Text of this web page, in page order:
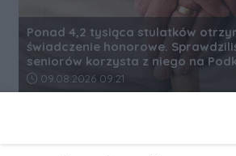
Ponad 4,2 tysiąca stulatków
świadczenie honorowe.
seniorów korzysta z niego na
Data dodania artykułu:
09.08.2026 09:21